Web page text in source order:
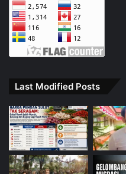
Last Modified Posts